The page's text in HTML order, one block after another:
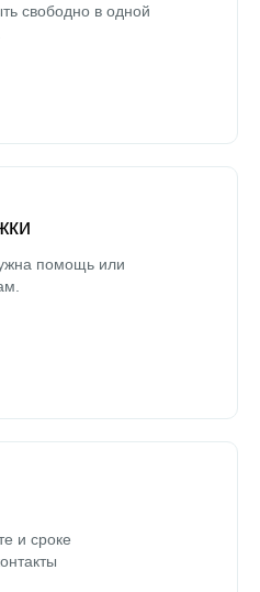
свободно в одной
помощь или
и сроке